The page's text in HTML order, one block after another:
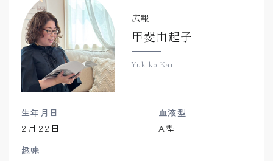
広報
甲斐由起子
Yukiko Kai
生年月日
2月22日
血液型
A型
趣味